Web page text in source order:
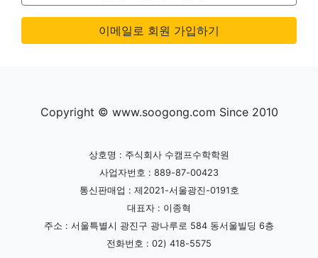
이메일로 회원 가입하기
Copyright © www.soogong.com Since 2010
상호명 : 주식회사 수캠프수학학원
사업자번호 : 889-87-00423
통신판매업 : 제2021-서울광진-0191호
대표자 : 이종혁
주소 : 서울특별시 광진구 광나루로 584 동서울빌딩 6층
전화번호 : 02) 418-5575